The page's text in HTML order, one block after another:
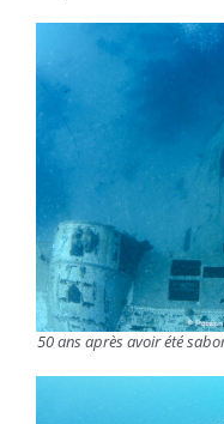
50 ans après avoir été